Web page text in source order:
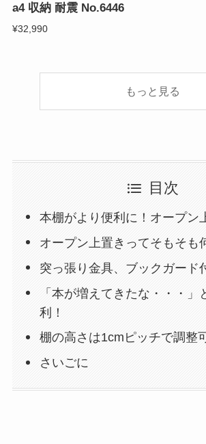
a4 収納 耐震 No.6446
¥32,990
もっと見る
目次
本棚がより便利に！オープン
オープン上置きってそもそも
突っ張り金具、ブックガード
「本が増えてきたな・・・」
利！
棚の高さは1cmピッチで調整
さいごに